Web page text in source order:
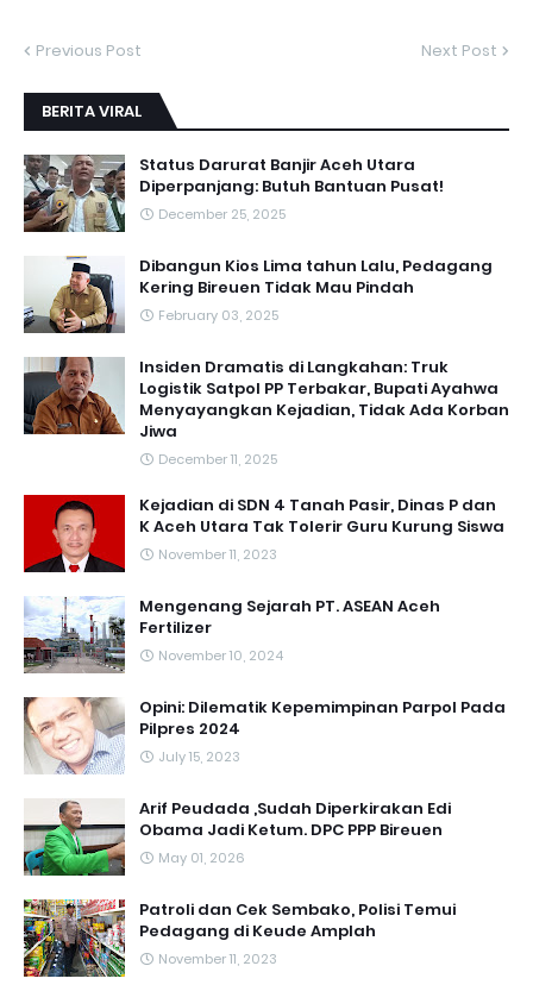
Previous Post Next Post
BERITA VIRAL
Status Darurat Banjir Aceh Utara
Diperpanjang: Butuh Bantuan Pusat!
December 25, 2025
Dibangun Kios Lima tahun Lalu, Pedagang
Kering Bireuen Tidak Mau Pindah
February 03, 2025
Insiden Dramatis di Langkahan: Truk
Logistik Satpol PP Terbakar, Bupati Ayahwa
Menyayangkan Kejadian, Tidak Ada Korban
Jiwa
December 11, 2025
Kejadian di SDN 4 Tanah Pasir, Dinas P dan
K Aceh Utara Tak Tolerir Guru Kurung Siswa
November 11, 2023
Mengenang Sejarah PT. ASEAN Aceh
Fertilizer
November 10, 2024
Opini: Dilematik Kepemimpinan Parpol Pada
Pilpres 2024
July 15, 2023
Arif Peudada ,Sudah Diperkirakan Edi
Obama Jadi Ketum. DPC PPP Bireuen
May 01, 2026
Patroli dan Cek Sembako, Polisi Temui
Pedagang di Keude Amplah
November 11, 2023